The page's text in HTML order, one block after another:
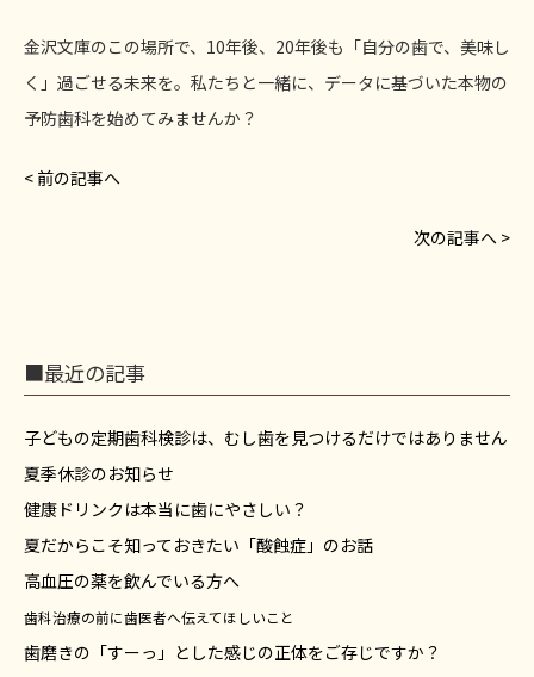
金沢文庫のこの場所で、10年後、20年後も「自分の歯で、美味し
く」過ごせる未来を。私たちと一緒に、データに基づいた本物の
予防歯科を始めてみませんか？
< 前の記事へ
次の記事へ >
■最近の記事
子どもの定期歯科検診は、むし歯を見つけるだけではありません
夏季休診のお知らせ
健康ドリンクは本当に歯にやさしい？
夏だからこそ知っておきたい「酸蝕症」のお話
高血圧の薬を飲んでいる方へ
歯科治療の前に歯医者へ伝えてほしいこと
歯磨きの「すーっ」とした感じの正体をご存じですか？